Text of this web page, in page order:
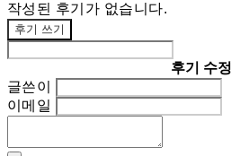
작성된 후기가 없습니다.
후기 쓰기
후기 수정
글쓴이
이메일